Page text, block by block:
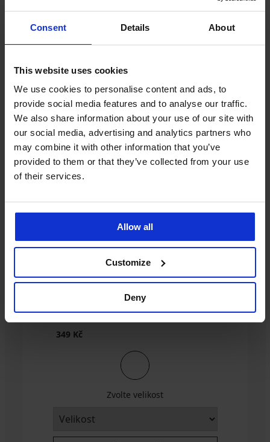
Consent Details About
This website uses cookies
We use cookies to personalise content and ads, to
provide social media features and to analyse our traffic.
We also share information about your use of our site with
our social media, advertising and analytics partners who
may combine it with other information that you’ve
provided to them or that they’ve collected from your use
of their services.
Allow all
Customize
Deny
Carter
modalem
199
Bamboo
Nature
399
Kč
Ze stejné kolekce
3PACK Bambusové ponožky Desi I
kotníkové
349 Kč
Zvolte velikost